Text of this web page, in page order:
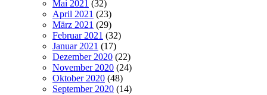
Mai 2021 (32)
April 2021 (23)
März 2021 (29)
Februar 2021 (32)
Januar 2021 (17)
Dezember 2020 (22)
November 2020 (24)
Oktober 2020 (48)
September 2020 (14)